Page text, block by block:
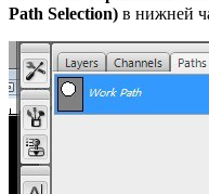
Path Selection) в нижней